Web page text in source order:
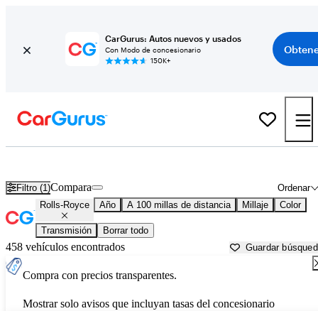
CarGurus: Autos nuevos y usados
Con Modo de concesionario
150K+
Filtro (1) Ordenar
Compara
Rolls-Royce Año A 100 millas de distancia Millaje Color
Transmisión Borrar todo
458 vehículos encontrados Guardar
Compra con precios transparentes.
Mostrar solo avisos que incluyan tasas del concesionario